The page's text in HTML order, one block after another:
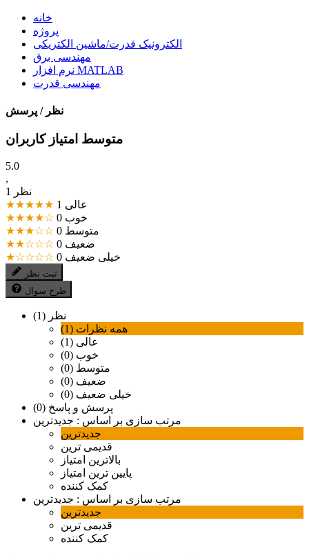
خانه
پروژه
الکترونیک قدرت/ماشین الکتریکی
مهندسی برق
نرم افزار MATLAB
مهندسی قدرت
نظر / پرسش
متوسط امتیاز کاربران
5.0
,
1 نظر
★★★★★
عالی 1
★★★★☆
خوب 0
★★★☆☆
متوسط 0
★★☆☆☆
ضعیف 0
★☆☆☆☆
خیلی ضعیف 0
ثبت نظر
طرح سوال
نظر (1)
همه نظرات (1)
عالی (1)
خوب (0)
متوسط (0)
ضعیف (0)
خیلی ضعیف (0)
پرسش و پاسخ (0)
مرتب سازی بر اساس : جدیدترین
جدیدترین
قدیمی ترین
بالاترین امتیاز
پایین ترین امتیاز
کمک کننده
مرتب سازی بر اساس : جدیدترین
جدیدترین
قدیمی ترین
کمک کننده